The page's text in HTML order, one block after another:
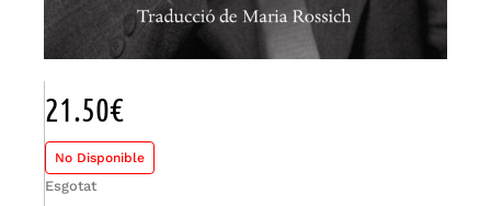
21.50€
No Disponible
Esgotat